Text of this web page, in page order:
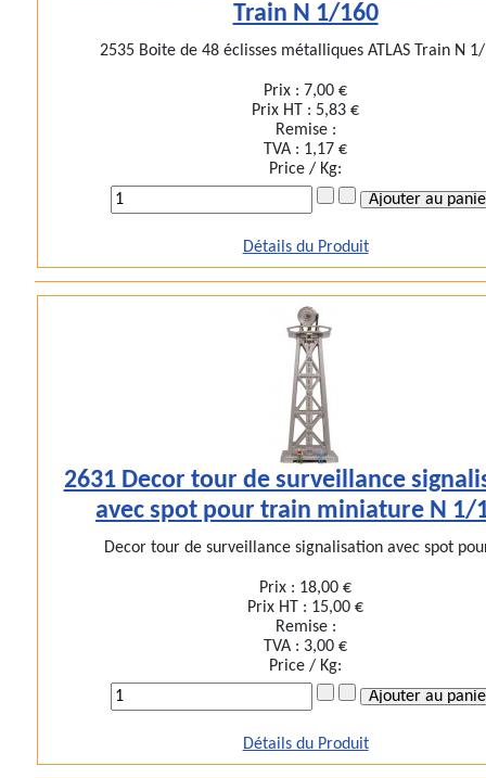
Train N 1/160
2535 Boite de 48 éclisses métalliques ATLAS Train N
Prix : 7,00 €
Prix HT : 5,83 €
Remise :
TVA : 1,17 €
Price / Kg:
Détails du Produit
2631 Decor tour de surveillance
avec spot pour train miniature N 1/
Decor tour de surveillance signalisation avec spot
Prix : 18,00 €
Prix HT : 15,00 €
Remise :
TVA : 3,00 €
Price / Kg:
Détails du Produit